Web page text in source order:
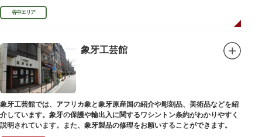
しました。お墓は谷中霊園にあります。
谷中エリア
象牙工芸館
象牙工芸館では、アフリカ象と象牙原産国の紹介や彫刻品、美術品などを紹
介しています。象牙の保護や輸出入に関するワシントン条約がわかりやすく
説明されています。また、象牙製品の修理をお願いすることができます。